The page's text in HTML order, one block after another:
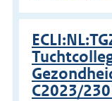
C2023/